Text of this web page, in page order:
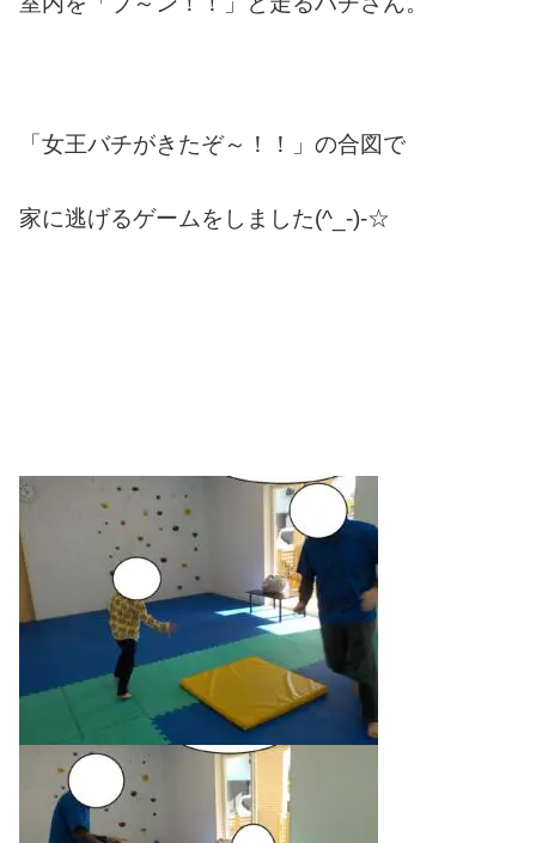
「女王バチがきたぞ～！！」の合図で
家に逃げるゲームをしました(^_-)-☆